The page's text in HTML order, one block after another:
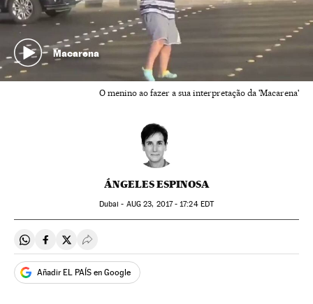
Macarena
O menino ao fazer a sua interpretação da 'Macarena'
ÁNGELES ESPINOSA
Dubai - AUG 23, 2017 - 17:24EDT
Compartir en Whatsapp
Compartir en Facebook
Compartir en Twitter
Desplegar Redes Sociales
Añadir EL PAÍS en Google